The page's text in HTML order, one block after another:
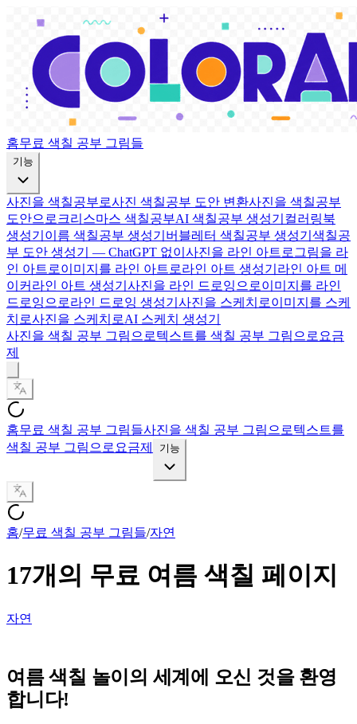
홈무료 색칠 공부 그림들
기능
사진을 색칠공부로사진 색칠공부 도안 변환사진을 색칠공부
도안으로 크리스마스 색칠공부AI 색칠공부 생성기 컬러링북
생성기 이름 색칠공부 생성기 버블레터 색칠공부 생성기 색칠공
부 도안 생성기 — ChatGPT 없이 사진을 라인 아트로 그림을 라
인 아트로이미지를 라인 아트로라인 아트 생성기 라인 아트 메
이커 라인 아트 생성기 사진을 라인 드로잉으로이미지를 라인
드로잉으로라인 드로잉 생성기 사진을 스케치로이미지를 스케
치로사진을 스케치로AI 스케치 생성기
사진을 색칠 공부 그림으로텍스트를 색칠 공부 그림으로 요금
제
홈무료 색칠 공부 그림들사진을 색칠 공부 그림으로텍스트를
색칠 공부 그림으로 요금제 기능
홈/무료 색칠 공부 그림들/자연
17개의 무료 여름 색칠 페이지
자연
여름 색칠 놀이의 세계에 오신 것을 환영
합니다!